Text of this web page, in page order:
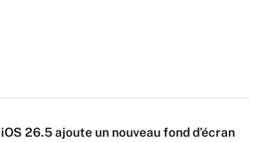
iOS 26.5 ajoute un nouveau fond d’écran